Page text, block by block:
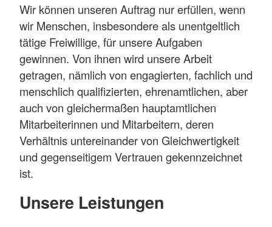
Wir können unseren Auftrag nur erfüllen, wenn
wir Menschen, insbesondere als unentgeltlich
tätige Freiwillige, für unsere Aufgaben
gewinnen. Von ihnen wird unsere Arbeit
getragen, nämlich von engagierten, fachlich und
menschlich qualifizierten, ehrenamtlichen, aber
auch von gleichermaßen hauptamtlichen
Mitarbeiterinnen und Mitarbeitern, deren
Verhältnis untereinander von Gleichwertigkeit
und gegenseitigem Vertrauen gekennzeichnet
ist.
Unsere Leistungen